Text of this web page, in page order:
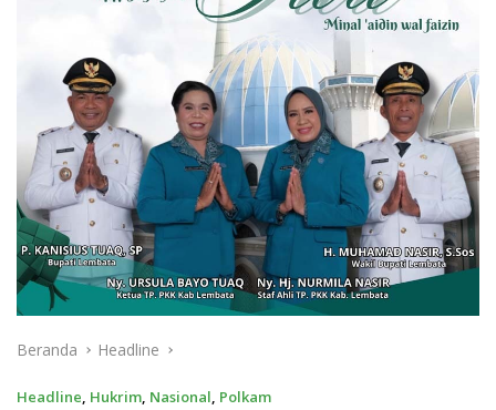
Beranda Headline
Headline, Hukrim, Nasional, Polkam